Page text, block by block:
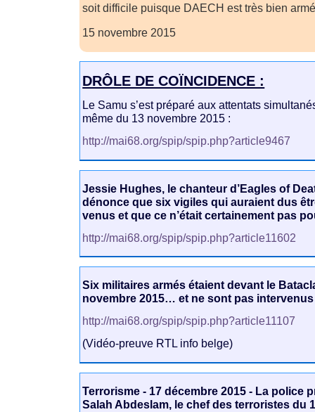
soit difficile puisque DAECH est très bien
15 novembre 2015
DRÔLE DE COÏNCIDENCE :
Le Samu s’est préparé aux attentats
même du 13 novembre 2015 :
http://mai68.org/spip/spip.php?article9467
Jessie Hughes, le chanteur d’Eagles of
dénonce que six vigiles qui auraient dus
venus et que ce n’était certainement pas
http://mai68.org/spip/spip.php?article11602
Six militaires armés étaient devant le
novembre 2015… et ne sont pas
http://mai68.org/spip/spip.php?article11107
(Vidéo-preuve RTL info belge)
Terrorisme - 17 décembre 2015 - La police
Salah Abdeslam, le chef des terroristes du